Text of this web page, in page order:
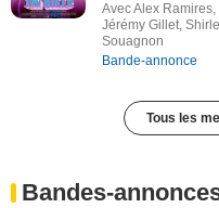
Avec Alex Ramires,
Jérémy Gillet,
Souagnon
Bande-annonce
Tous les
Bandes-